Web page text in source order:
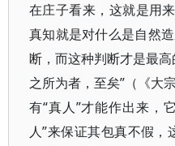
在庄子看来，这就是用
真知就是对什么是自然
断，而这种判断才是最
之所为者，至矣”（《大
有“真人”才能作出来，
人”来保证其包真不假，